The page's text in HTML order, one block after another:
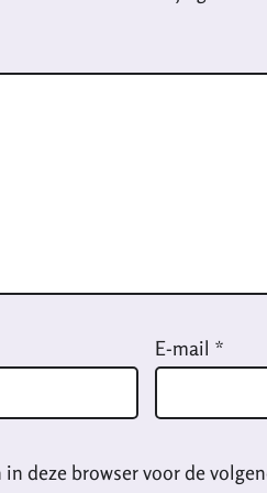
E-mail *
deze browser voor de